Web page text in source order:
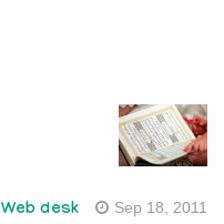
Web desk Sep 18, 2011